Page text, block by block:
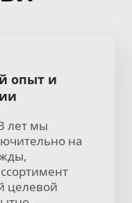
опыт и
лет мы
на
целевой